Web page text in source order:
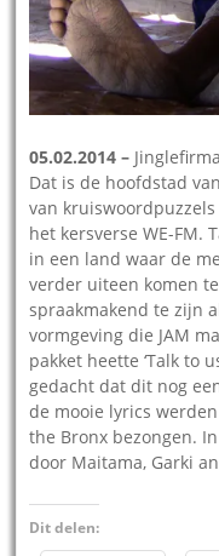
05.02.2014 –
Dat is de hoofdstad
van
het kersverse WE-FM.
in een land waar de
verder uiteen komen
spraakmakend te zijn
vormgeving die JAM
pakket heette ‘Talk to
gedacht dat dit nog
de mooie lyrics
the Bronx bezongen.
door Maitama, Garki
Dit delen: